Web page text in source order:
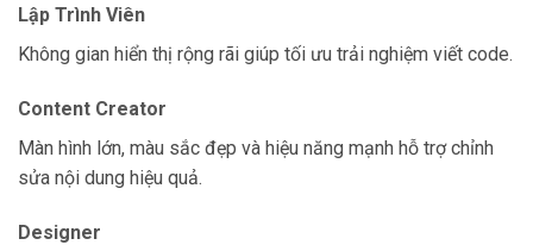
Lập Trình Viên
Không gian hiển thị rộng rãi giúp tối ưu trải nghiệm viết code.
Content Creator
Màn hình lớn, màu sắc đẹp và hiệu năng mạnh hỗ trợ chỉnh
sửa nội dung hiệu quả.
Designer